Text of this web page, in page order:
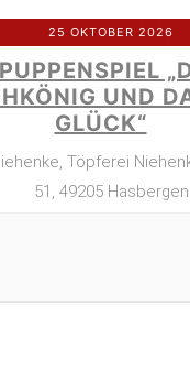
25 OKTOBER 2026
PUPPENSPIEL
UND
GLÜCK“
Töpferei
51, 49205 Hasbergen